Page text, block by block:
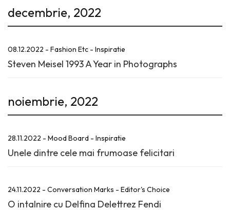
decembrie, 2022
08.12.2022 - Fashion Etc - Inspiratie
Steven Meisel 1993 A Year in Photographs
noiembrie, 2022
28.11.2022 - Mood Board - Inspiratie
Unele dintre cele mai frumoase felicitari
24.11.2022 - Conversation Marks - Editor's Choice
O intalnire cu Delfina Delettrez Fendi